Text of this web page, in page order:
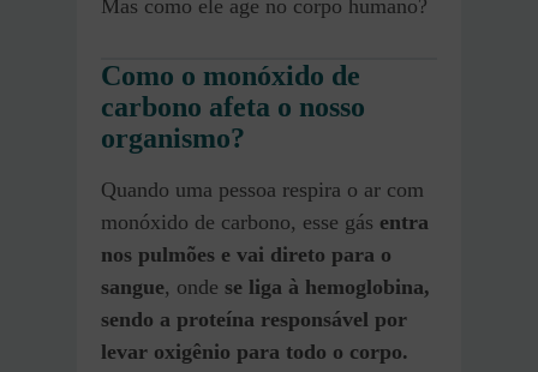
Mas como ele age no corpo humano?
Como o monóxido de
carbono afeta o nosso
organismo?
Quando uma pessoa respira o ar com
monóxido de carbono, esse gás entra
nos pulmões e vai direto para o
sangue, onde se liga à hemoglobina,
sendo a proteína responsável por
levar oxigênio para todo o corpo.